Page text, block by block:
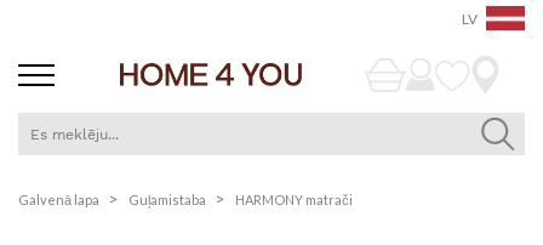
LV
Galvenā lapa Guļamistaba HARMONY matrači